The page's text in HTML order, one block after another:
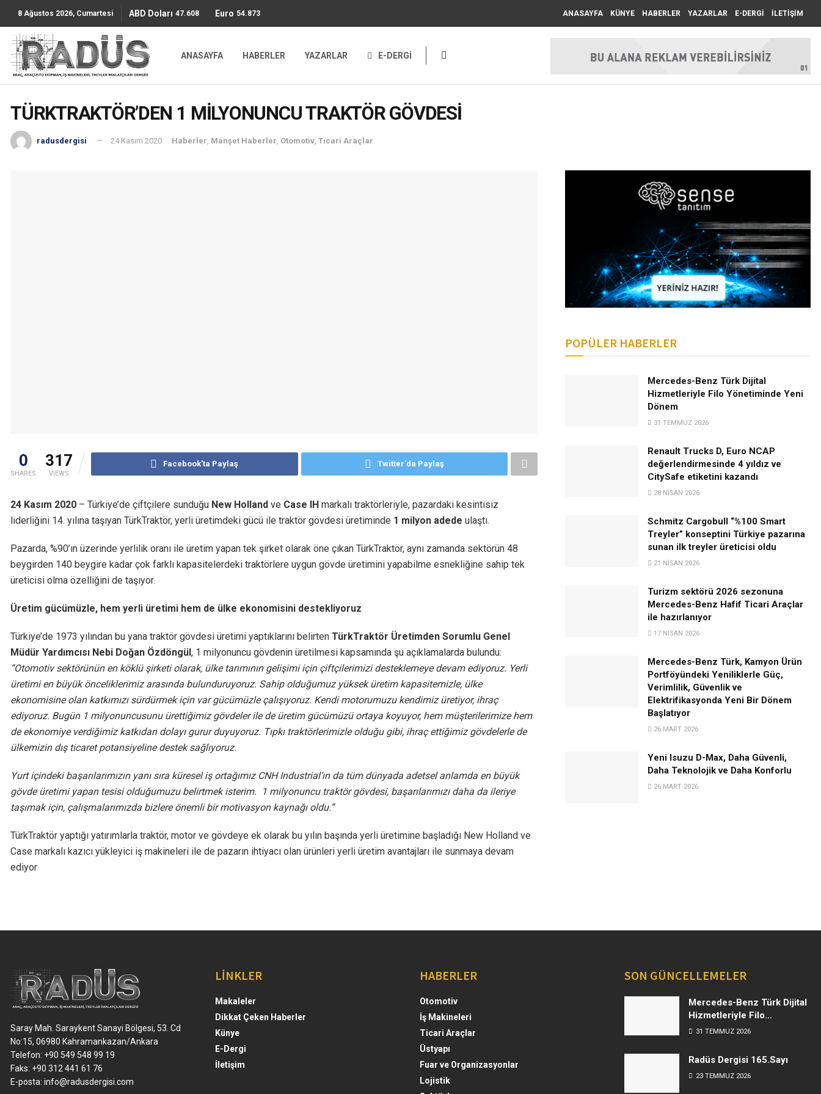
8 Ağustos 2026, Cumartesi ABD Doları 47.6085 Euro 54.8736 ANASAYFA KÜNYE HABERLER YAZARLAR E-DERGİ İLETİŞİM
ANASAYFA HABERLER YAZARLAR E-DERGİ
TÜRKTRAKTÖR’DEN 1 MİLYONUNCU TRAKTÖR GÖVDESİ
radusdergisi 24 Kasım 2020 Haberler, Manşet Haberler, Otomotiv, Ticari Araçlar
0
SHARES
317
VIEWS
Facebook'ta Paylaş Twitter'da Paylaş
24 Kasım 2020 – Türkiye’de çiftçilere sunduğu New Holland ve Case IH markalı traktörleriyle, pazardaki kesintisiz
liderliğini 14. yılına taşıyan TürkTraktör, yerli üretimdeki gücü ile traktör gövdesi üretiminde 1 milyon adede ulaştı.
Pazarda, %90’ın üzerinde yerlilik oranı ile üretim yapan tek şirket olarak öne çıkan TürkTraktör, aynı zamanda sektörün 48
beygirden 140 beygire kadar çok farklı kapasitelerdeki traktörlere uygun gövde üretimini yapabilme esnekliğine sahip tek
üreticisi olma özelliğini de taşıyor.
Üretim gücümüzle, hem yerli üretimi hem de ülke ekonomisini destekliyoruz
Türkiye’de 1973 yılından bu yana traktör gövdesi üretimi yaptıklarını belirten TürkTraktör Üretimden Sorumlu Genel
Müdür Yardımcısı Nebi Doğan Özdöngül, 1 milyonuncu gövdenin üretilmesi kapsamında şu açıklamalarda bulundu:
“Otomotiv sektörünün en köklü şirketi olarak, ülke tarımının gelişimi için çiftçilerimizi desteklemeye devam ediyoruz. Yerli
üretimi en büyük önceliklerimiz arasında bulunduruyoruz. Sahip olduğumuz yüksek üretim kapasitemizle, ülke
ekonomisine olan katkımızı sürdürmek için var gücümüzle çalışıyoruz. Kendi motorumuzu kendimiz üretiyor, ihraç
ediyoruz. Bugün 1 milyonuncusunu ürettiğimiz gövdeler ile de üretim gücümüzü ortaya koyuyor, hem müşterilerimize hem
de ekonomiye verdiğimiz katkıdan dolayı gurur duyuyoruz. Tıpkı traktörlerimizle olduğu gibi, ihraç ettiğimiz gövdelerle de
ülkemizin dış ticaret potansiyeline destek sağlıyoruz.
Yurt içindeki başarılarımızın yanı sıra küresel iş ortağımız CNH Industrial’ın da tüm dünyada adetsel anlamda en büyük
gövde üretimi yapan tesisi olduğumuzu belirtmek isterim. 1 milyonuncu traktör gövdesi, başarılarımızı daha da ileriye
taşımak için, çalışmalarımızda bizlere önemli bir motivasyon kaynağı oldu.”
TürkTraktör yaptığı yatırımlarla traktör, motor ve gövdeye ek olarak bu yılın başında yerli üretimine başladığı New Holland ve
Case markalı kazıcı yükleyici iş makineleri ile de pazarın ihtiyacı olan ürünleri yerli üretim avantajları ile sunmaya devam
ediyor
POPÜLER HABERLER
Mercedes-Benz Türk Dijital
Hizmetleriyle Filo Yönetiminde Yeni
Dönem
31 TEMMUZ 2026
Renault Trucks D, Euro NCAP
değerlendirmesinde 4 yıldız ve
CitySafe etiketini kazandı
28 NISAN 2026
Schmitz Cargobull “%100 Smart
Treyler” konseptini Türkiye pazarına
sunan ilk treyler üreticisi oldu
21 NISAN 2026
Turizm sektörü 2026 sezonuna
Mercedes-Benz Hafif Ticari Araçlar
ile hazırlanıyor
17 NISAN 2026
Mercedes-Benz Türk, Kamyon Ürün
Portföyündeki Yeniliklerle Güç,
Verimlilik, Güvenlik ve
Elektrifikasyonda Yeni Bir Dönem
Başlatıyor
26 MART 2026
Yeni Isuzu D-Max, Daha Güvenli,
Daha Teknolojik ve Daha Konforlu
26 MART 2026
Saray Mah. Saraykent Sanayi Bölgesi, 53. Cd
No:15, 06980 Kahramankazan/Ankara
Telefon: +90 549 548 99 19
Faks: +90 312 441 61 76
E-posta: info@radusdergisi.com
LİNKLER
Makaleler
Dikkat Çeken Haberler
Künye
E-Dergi
İletişim
HABERLER
Otomotiv
İş Makineleri
Ticari Araçlar
Üstyapı
Fuar ve Organizasyonlar
Lojistik
SON GÜNCELLEMELER
Mercedes-Benz Türk Dijital
Hizmetleriyle Filo
Yönetiminde Yeni Dönem
31 TEMMUZ 2026
Radüs Dergisi 165.Sayı
23 TEMMUZ 2026